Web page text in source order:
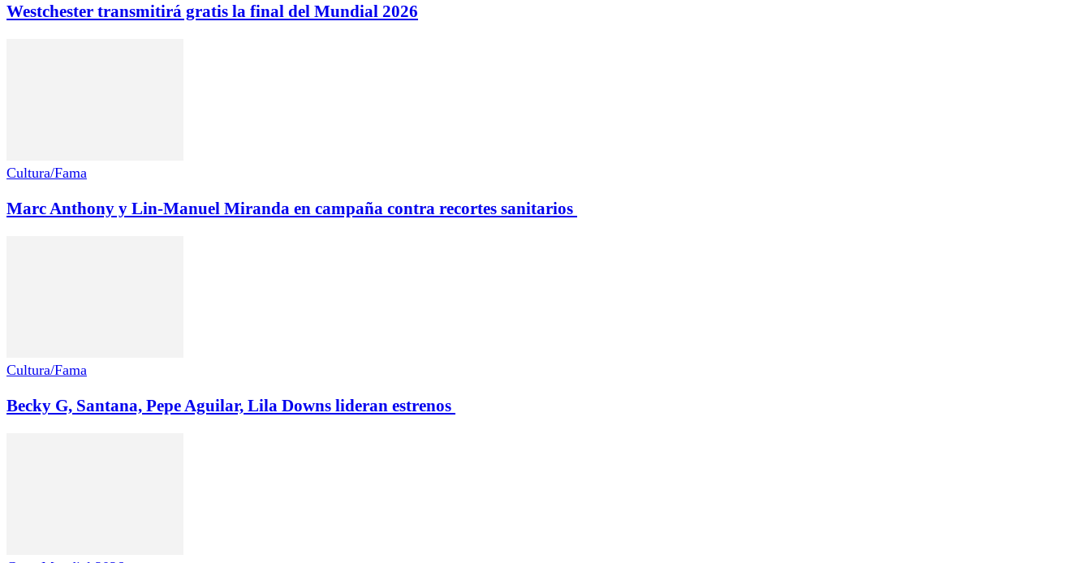
Westchester transmitirá gratis la final del Mundial 2026
Cultura/Fama
Marc Anthony y Lin-Manuel Miranda en campaña contra recortes sanitarios
Cultura/Fama
Becky G, Santana, Pepe Aguilar, Lila Downs lideran estrenos